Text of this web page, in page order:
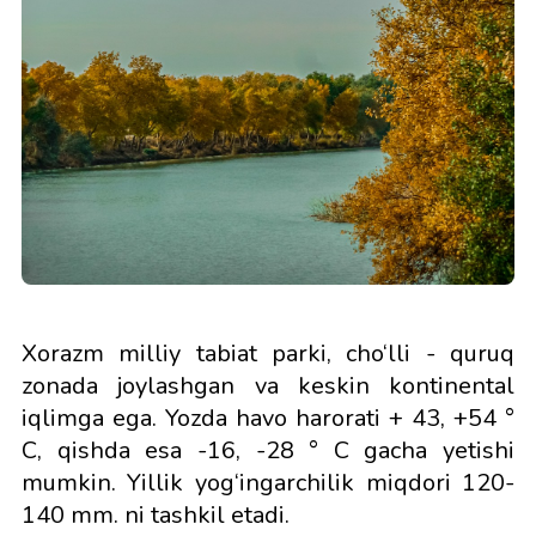
Xorazm milliy tabiat parki, cho‘lli - quruq
zonada joylashgan va keskin kontinental
iqlimga ega. Yozda havo harorati + 43, +54 °
C, qishda esa -16, -28 ° C gacha yetishi
mumkin. Yillik yog‘ingarchilik miqdori 120-
140 mm. ni tashkil etadi.